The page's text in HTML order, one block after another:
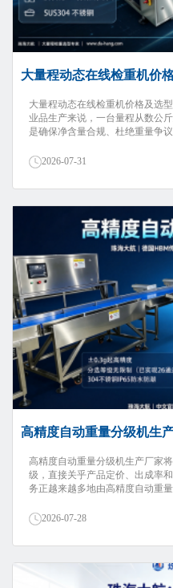
大量程动态在线检重机价
大量程动态在线检重机价格及选
业品生产来说，一台量程从数公
是确保净含量合规、杜绝重量争
2026-07-31
高精度自动重量分级机生
高精度自动重量分级机生产厂家
级，直接关乎产品定价、出成率
务正越来越多地由高精度自动重量
2026-07-28